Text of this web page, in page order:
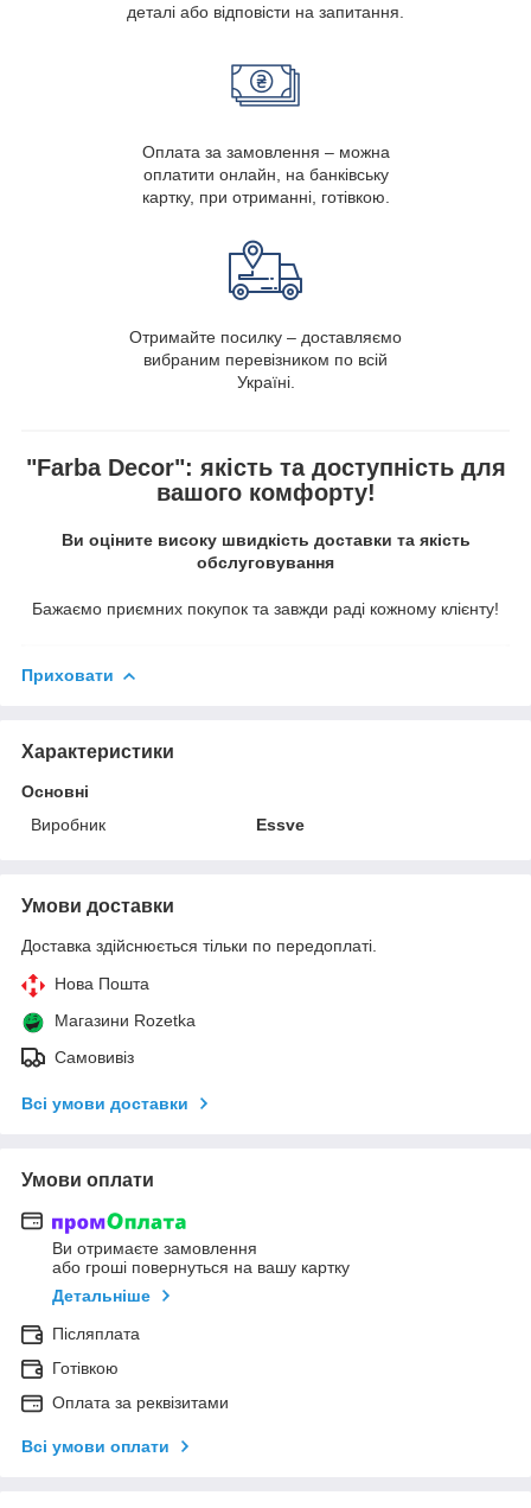
деталі або відповісти на запитання.
Оплата за замовлення – можна
оплатити онлайн, на банківську
картку, при отриманні, готівкою.
Отримайте посилку – доставляємо
вибраним перевізником по всій
Україні.
"Farba Decor": якість та доступність для
вашого комфорту!
Ви оціните високу швидкість доставки та якість
обслуговування
Бажаємо приємних покупок та завжди раді кожному клієнту!
Приховати
Характеристики
Основні
Виробник
Essve
Умови доставки
Доставка здійснюється тільки по передоплаті.
Нова Пошта
Магазини Rozetka
Самовивіз
Всі умови доставки
Умови оплати
Ви отримаєте замовлення
або гроші повернуться на вашу картку
Детальніше
Післяплата
Готівкою
Оплата за реквізитами
Всі умови оплати